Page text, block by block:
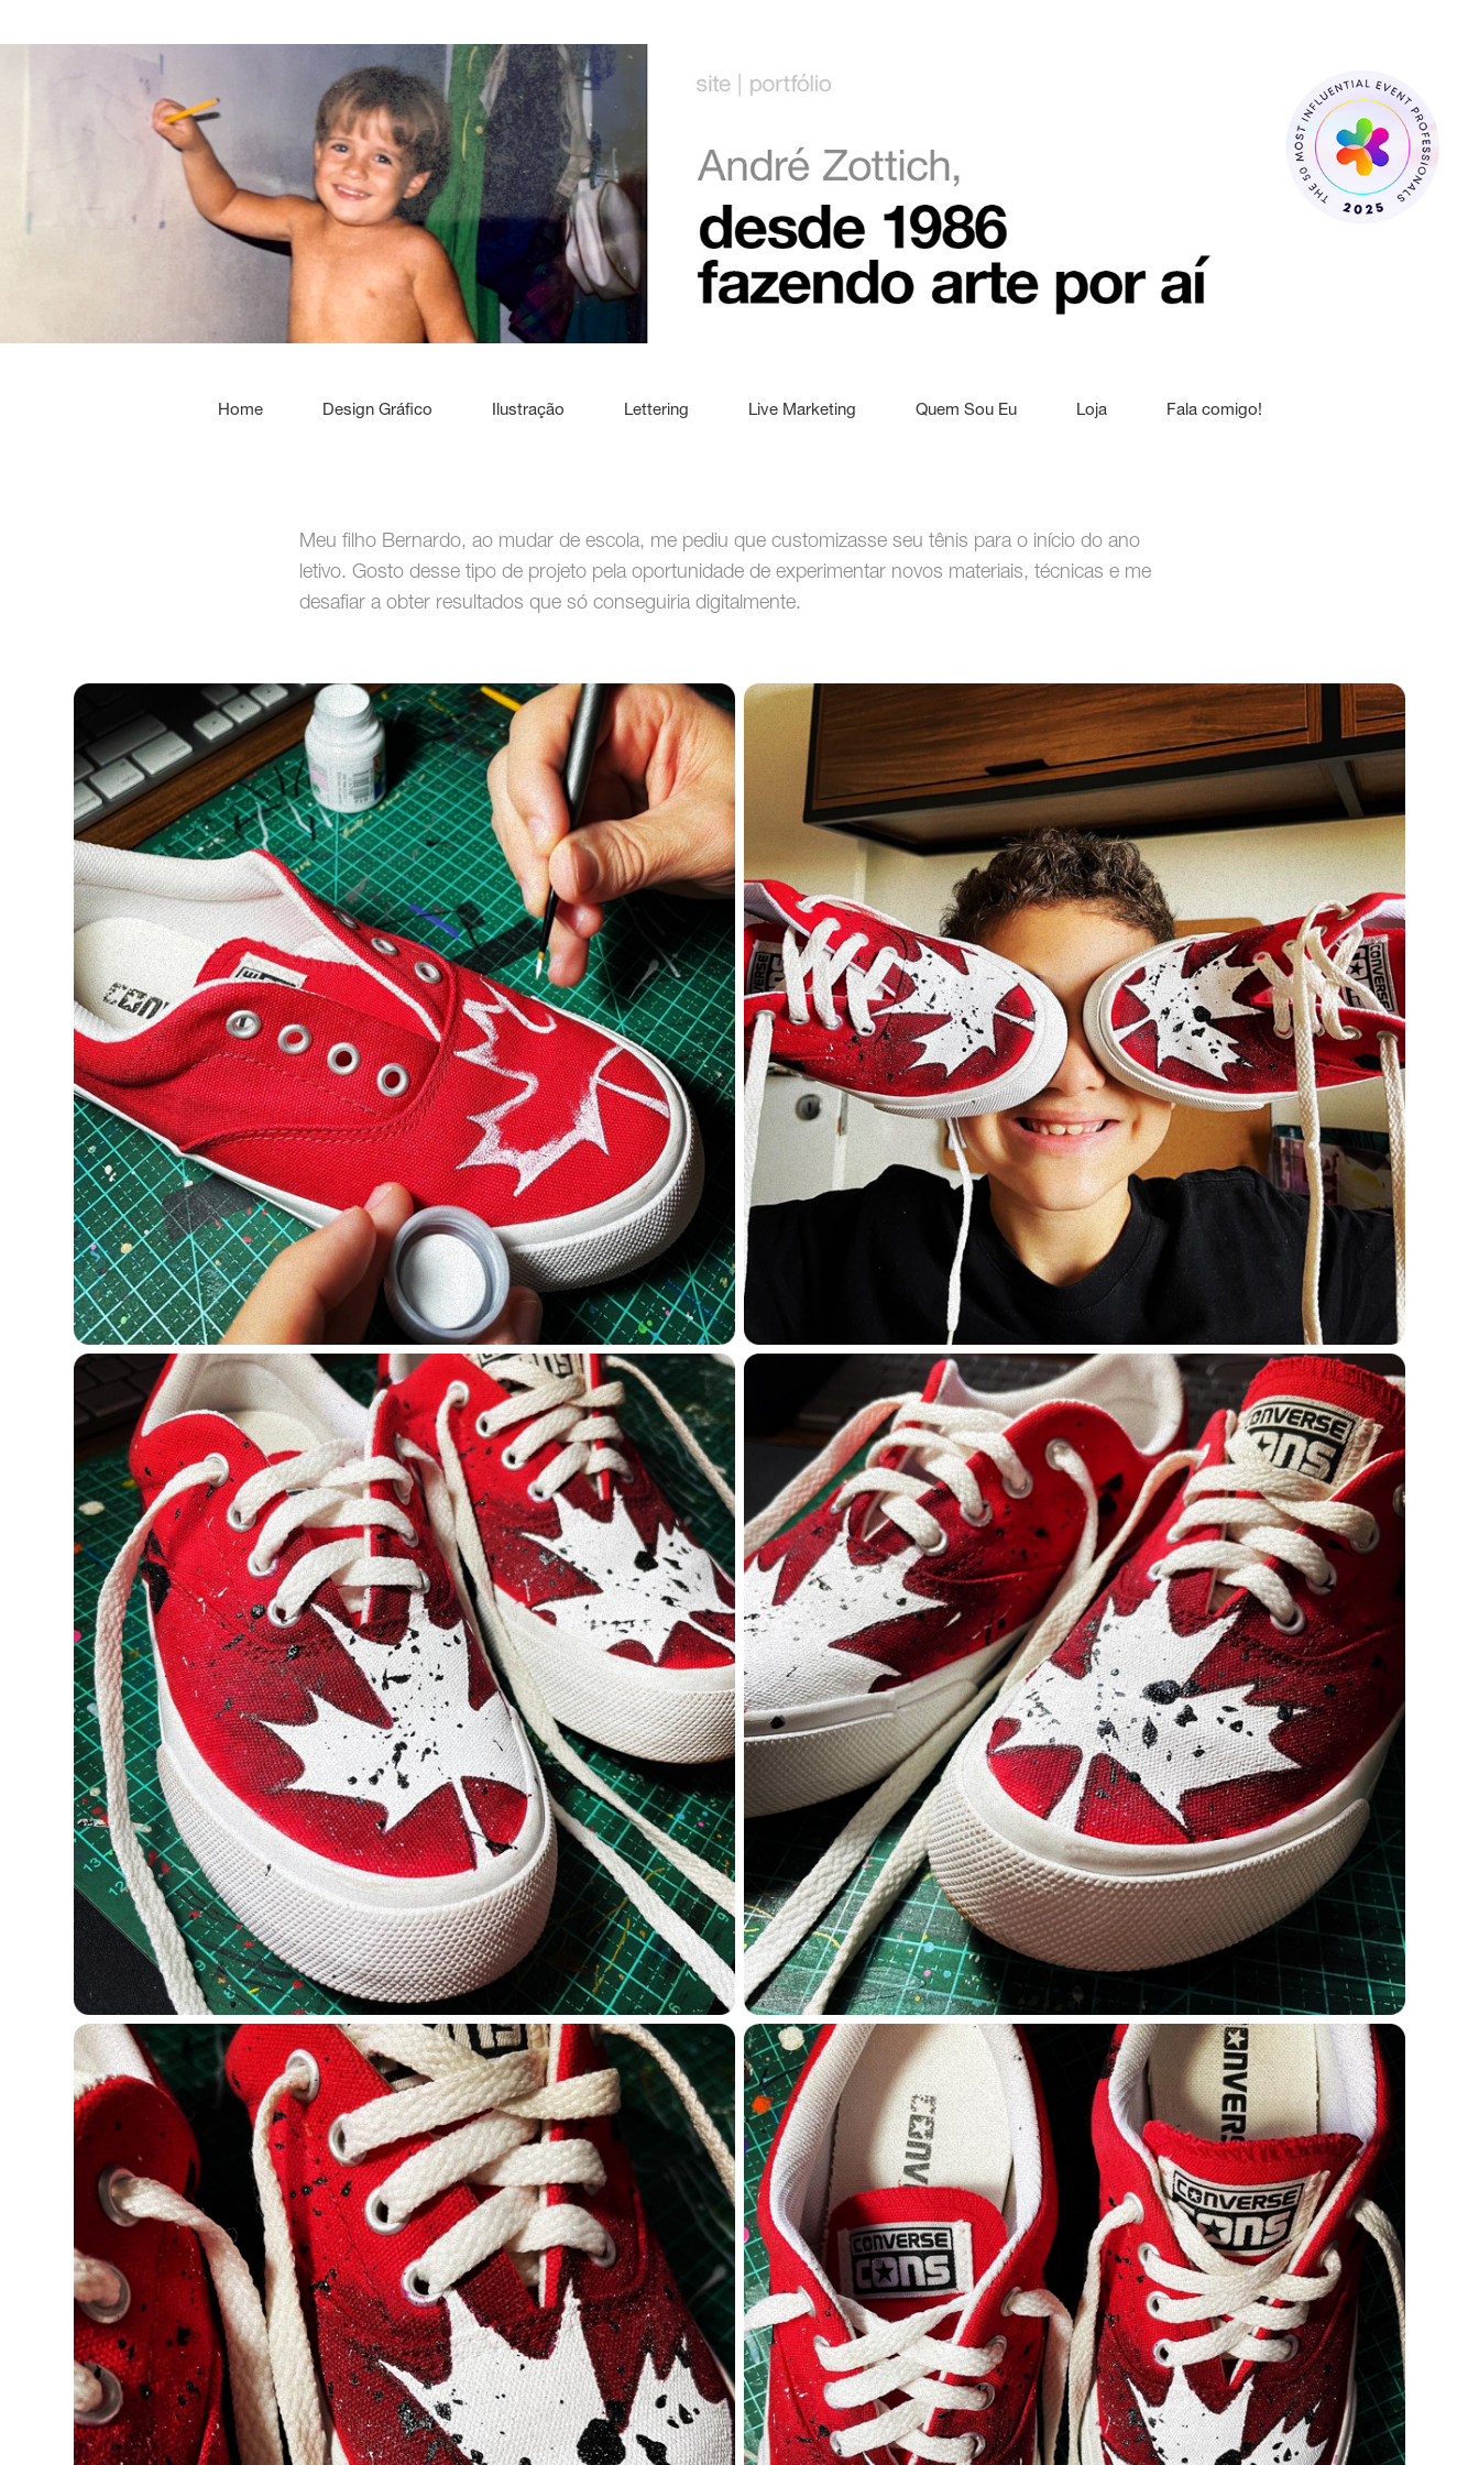
Home Design Gráfico Ilustração Lettering Live Marketing Quem Sou Eu Loja Fala comigo!
Meu filho Bernardo, ao mudar de escola, me pediu que customizasse seu tênis para o início do ano
letivo. Gosto desse tipo de projeto pela oportunidade de experimentar novos materiais, técnicas e me
desafiar a obter resultados que só conseguiria digitalmente.